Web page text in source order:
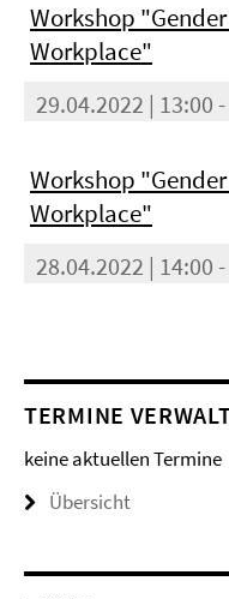
Workshop
Workplace"
29.04.2022 | 13:00
Workshop
Workplace"
28.04.2022 | 14:00
TERMINE
keine aktuellen Termine
Übersicht